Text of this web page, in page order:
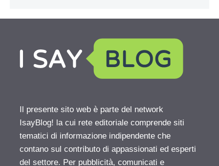
Il presente sito web è parte del network
IsayBlog! la cui rete editoriale comprende siti
tematici di informazione indipendente che
contano sul contributo di appassionati ed esperti
del settore. Per pubblicità, comunicati e